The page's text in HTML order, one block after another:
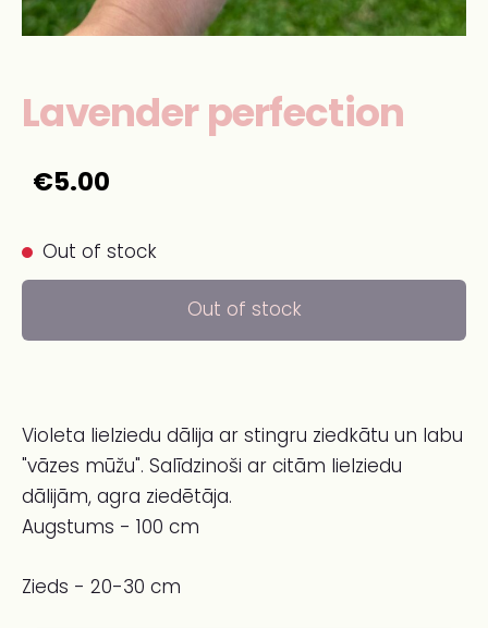
Lavender perfection
€5.00
Out of stock
Out of stock
Violeta lielziedu dālija ar stingru ziedkātu un labu
"vāzes mūžu". Salīdzinoši ar citām lielziedu
dālijām, agra ziedētāja.
Augstums - 100 cm
Zieds - 20-30 cm